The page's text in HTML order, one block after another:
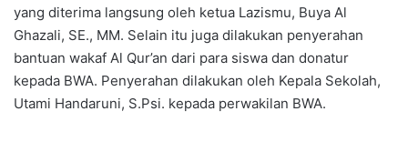
yang diterima langsung oleh ketua Lazismu, Buya Al
Ghazali, SE., MM. Selain itu juga dilakukan penyerahan
bantuan wakaf Al Qur’an dari para siswa dan donatur
kepada BWA. Penyerahan dilakukan oleh Kepala Sekolah,
Utami Handaruni, S.Psi. kepada perwakilan BWA.